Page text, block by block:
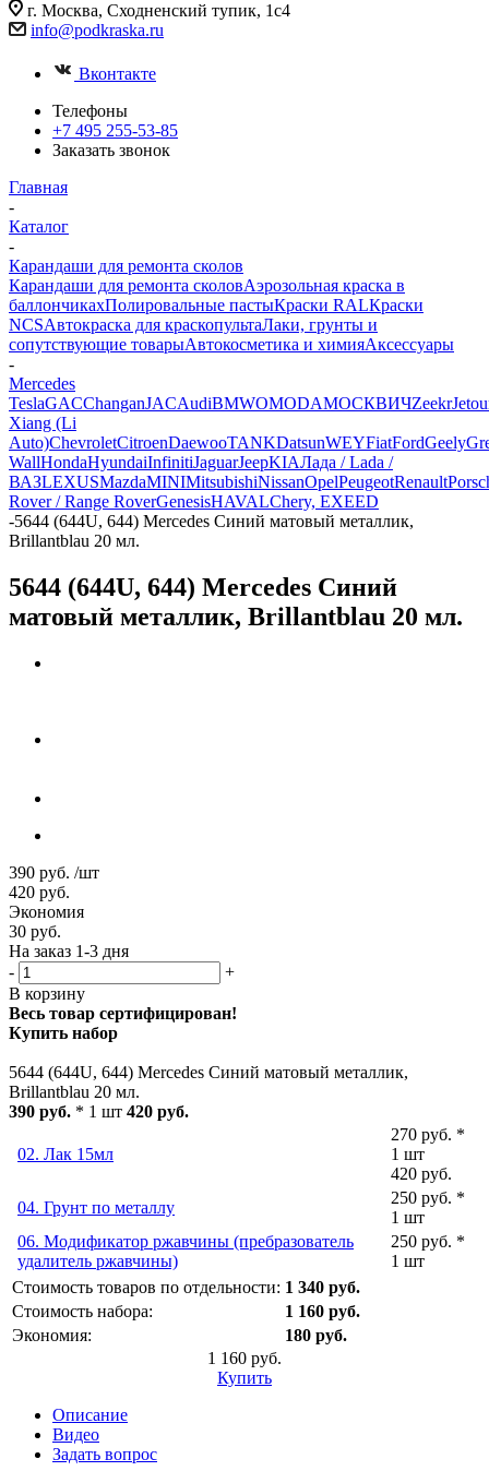
г. Москва, Сходненский тупик, 1с4
info@podkraska.ru
Вконтакте
Телефоны
+7 495 255-53-85
Заказать звонок
Главная
-
Каталог
-
Карандаши для ремонта сколов
Карандаши для ремонта сколовАэрозольная краска в
баллончикахПолировальные пастыКраски RALКраски
NCSАвтокраска для краскопультаЛаки, грунты и
сопутствующие товарыАвтокосметика и химияАксессуары
-
Mercedes
TeslaGACChanganJACAudiBMWOMODAМОСКВИЧZeekr
Xiang (Li
Auto)ChevroletCitroenDaewooTANKDatsunWEYFiatFordGeely
WallHondaHyundaiInfinitiJaguarJeepKIAЛада / Lada /
ВАЗLEXUSMazdaMINIMitsubishiNissanOpelPeugeotRenault
Rover / Range RoverGenesisHAVALChery, EXEED
-5644 (644U, 644) Mercedes Синий матовый металлик,
Brillantblau 20 мл.
5644 (644U, 644) Mercedes Синий
матовый металлик, Brillantblau 20 мл.
390 руб. /шт
420 руб.
Экономия
30 руб.
На заказ 1-3 дня
-
+
В корзину
Весь товар сертифицирован!
Купить набор
5644 (644U, 644) Mercedes Синий матовый металлик,
Brillantblau 20 мл.
390 руб. * 1 шт 420 руб.
02. Лак 15мл
270 руб. *
1 шт
420 руб.
04. Грунт по металлу
250 руб. *
1 шт
06. Модификатор ржавчины (пребразователь
удалитель ржавчины)
250 руб. *
1 шт
Стоимость товаров по отдельности: 1 340 руб.
Стоимость набора:
1 160 руб.
Экономия:
180 руб.
1 160 руб.
Купить
Описание
Видео
Задать вопрос